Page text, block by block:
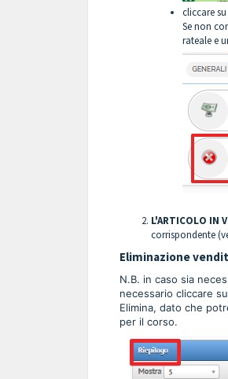
cliccare
Se non
rateale e
L'ARTICOLO IN
corrispondente
Eliminazione
N.B. in caso sia
necessario cliccare
Elimina, dato che
per il corso.